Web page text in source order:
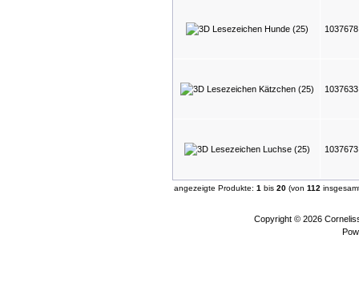
angezeigte Produkte: 1 bis 20 (von 112
Copyright © 2026